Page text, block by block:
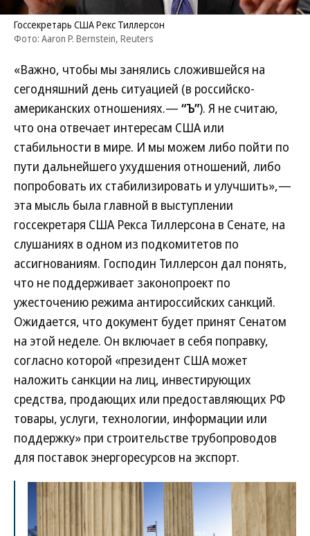
Госсекретарь США Рекс Тиллерсон
Фото: Aaron P. Bernstein, Reuters
«Важно, чтобы мы занялись сложившейся на
сегодняшний день ситуацией (в российско-
американских отношениях.— “Ъ”). Я не считаю,
что она отвечает интересам США или
стабильности в мире. И мы можем либо пойти по
пути дальнейшего ухудшения отношений, либо
попробовать их стабилизировать и улучшить»,—
эта мысль была главной в выступлении
госсекретаря США Рекса Тиллерсона в Сенате, на
слушаниях в одном из подкомитетов по
ассигнованиям. Господин Тиллерсон дал понять,
что не поддерживает законопроект по
ужесточению режима антироссийских санкций.
Ожидается, что документ будет принят Сенатом
на этой неделе. Он включает в себя поправку,
согласно которой «президент США может
наложить санкции на лиц, инвестирующих
средства, продающих или предоставляющих РФ
товары, услуги, технологии, информации или
поддержку» при строительстве трубопроводов
для поставок энергоресурсов на экспорт.